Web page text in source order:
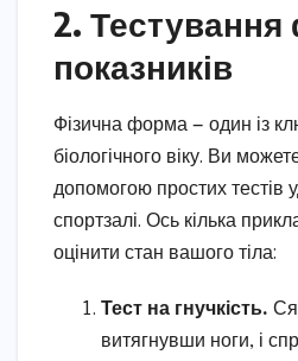
2. Тестування
показників
Фізична форма — один із
біологічного віку. Ви
допомогою простих тестів
спортзалі. Ось кілька
оцінити стан вашого тіла:
Тест на гнучкість.
витягнувши ноги, і